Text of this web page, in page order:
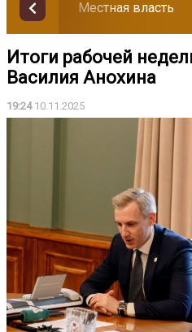
Местная власть
Итоги рабочей
Василия Анохина
19:2410.11.2025